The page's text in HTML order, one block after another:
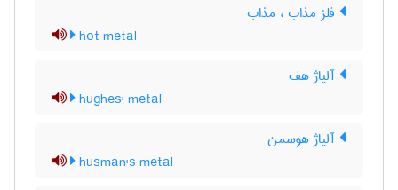
فلز مذاب ، مذاب
hot metal
آلیاژ هف
hughes' metal
آلیاژ هوسمن
husman's metal